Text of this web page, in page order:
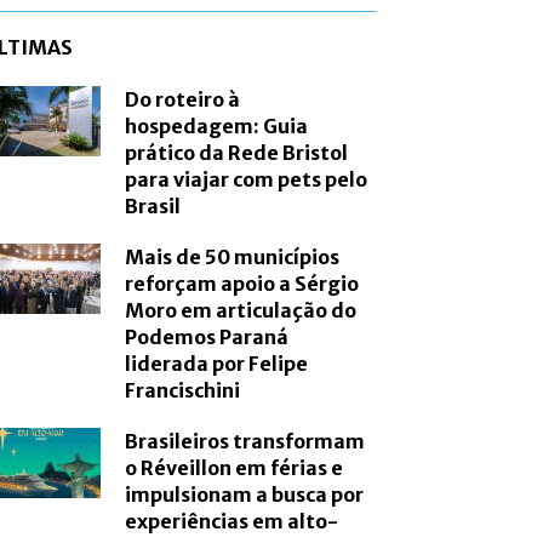
Do roteiro à
hospedagem: Guia
prático da Rede Bristol
para viajar com pets pelo
Brasil
Mais de 50 municípios
reforçam apoio a Sérgio
Moro em articulação do
Podemos Paraná
liderada por Felipe
Francischini
Brasileiros transformam
o Réveillon em férias e
impulsionam a busca por
experiências em alto-